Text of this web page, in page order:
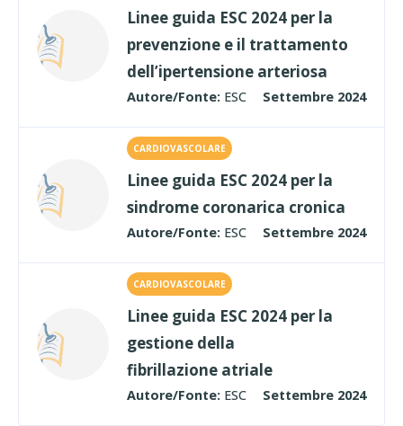
Linee guida ESC 2024 per la
prevenzione e il trattamento
dell’ipertensione arteriosa
Autore/Fonte: ESC Settembre 2024
CARDIOVASCOLARE
Linee guida ESC 2024 per la
sindrome coronarica cronica
Autore/Fonte: ESC Settembre 2024
CARDIOVASCOLARE
Linee guida ESC 2024 per la
gestione della
fibrillazione atriale
Autore/Fonte: ESC Settembre 2024